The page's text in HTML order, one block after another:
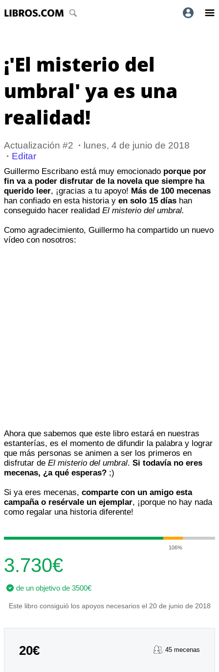
¡'El misterio del
umbral' ya es una
realidad!
Actualización #2 · lunes, 4 de junio de 2018
· Editar
Guillermo Escribano está muy emocionado porque por
fin va a poder disfrutar de la novela que siempre ha
querido leer, ¡gracias a tu apoyo! Más de 100 mecenas
han confiado en esta historia y en solo 15 días han
conseguido hacer realidad El misterio del umbral.
Como agradecimiento, Guillermo ha compartido un nuevo
vídeo con nosotros:
Ahora que sabemos que este libro estará en nuestras
estanterías, es el momento de difundir la palabra y lograr
que más personas se animen a ser los primeros en
disfrutar de El misterio del umbral. Si todavía no eres
mecenas, ¿a qué esperas? ;)
Si ya eres mecenas, comparte con un amigo esta
campaña o resérvale un ejemplar, ¡porque no hay nada
como regalar una historia diferente!
106%
3.730€
de un objetivo de 3500€
Este libro consiguió los apoyos necesarios el 20 de junio de 2018
20€ 45 mecenas